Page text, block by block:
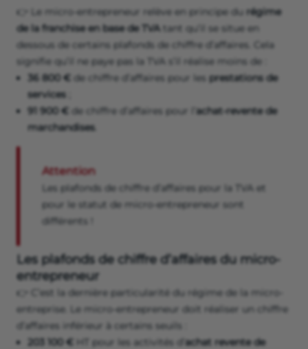
👉 Le micro-entrepreneur relève en principe du régime
de la franchise en base de TVA tant qu’il se situe en
dessous de certains plafonds de chiffre d’affaires. Cela
signifie qu’il ne paye pas la TVA s’il réalise moins de :
36 800 € de chiffre d’affaires pour les prestations de
services
91 900 € de chiffre d’affaires pour l’ achat-revente de
marchandises.
Attention
Les plafonds de chiffre d’affaires pour la TVA et
pour le statut de micro-entrepreneur sont
différents !
Les plafonds de chiffre d’affaires du micro-
entrepreneur
👉 C’est la dernière particularité du régime de la micro-
entreprise. Le micro-entrepreneur doit réaliser un chiffre
d’affaires inférieur à certains seuils :
203 100 € HT pour les activités d’ achat revente de